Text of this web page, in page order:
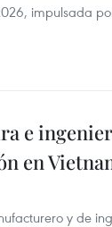
impulsada
e
en
y de